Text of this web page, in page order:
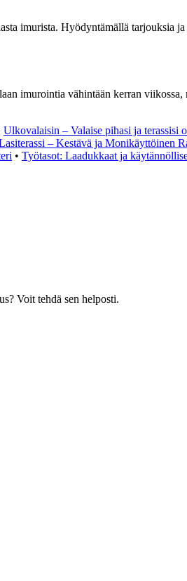
imurista. Hyödyntämällä
imurointia vähintään kerran
Ulkovalaisin – Valaise pihasi ja terassisi
– Kestävä ja Monikäyttöinen
• Työtasot: Laadukkaat ja
Voit tehdä sen helposti.